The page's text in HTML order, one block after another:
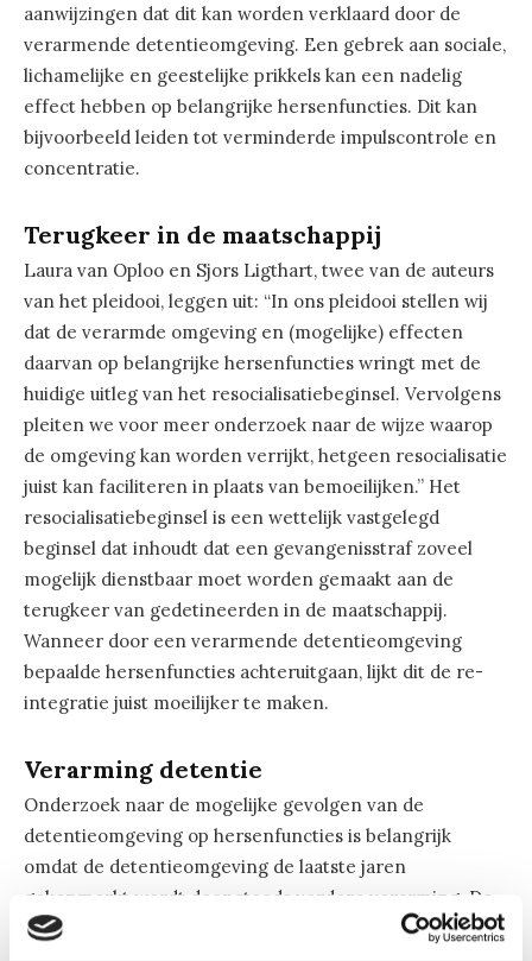
aanwijzingen dat dit kan worden verklaard door de
verarmende detentieomgeving. Een gebrek aan sociale,
lichamelijke en geestelijke prikkels kan een nadelig
effect hebben op belangrijke hersenfuncties. Dit kan
bijvoorbeeld leiden tot verminderde impulscontrole en
concentratie.
Terugkeer in de maatschappij
Laura van Oploo en Sjors Ligthart, twee van de auteurs
van het pleidooi, leggen uit: “In ons pleidooi stellen wij
dat de verarmde omgeving en (mogelijke) effecten
daarvan op belangrijke hersenfuncties wringt met de
huidige uitleg van het resocialisatiebeginsel. Vervolgens
pleiten we voor meer onderzoek naar de wijze waarop
de omgeving kan worden verrijkt, hetgeen resocialisatie
juist kan faciliteren in plaats van bemoeilijken.” Het
resocialisatiebeginsel is een wettelijk vastgelegd
beginsel dat inhoudt dat een gevangenisstraf zoveel
mogelijk dienstbaar moet worden gemaakt aan de
terugkeer van gedetineerden in de maatschappij.
Wanneer door een verarmende detentieomgeving
bepaalde hersenfuncties achteruitgaan, lijkt dit de re-
integratie juist moeilijker te maken.
Verarming detentie
Onderzoek naar de mogelijke gevolgen van de
detentieomgeving op hersenfuncties is belangrijk
omdat de detentieomgeving de laatste jaren
gekenmerkt wordt door steeds verdere verarming. De
gemiddelde gedetineerde brengt ongeveer 17 uur per